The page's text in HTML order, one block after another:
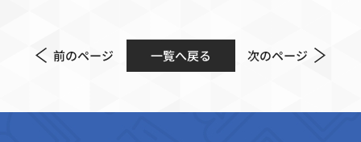
前のページ 一覧へ戻る 次のページ